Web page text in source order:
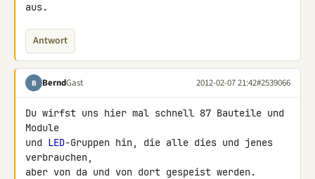
aus.
Antwort
B BerndGast 2012-02-07 21:42#2539066
Du wirfst uns hier mal schnell 87 Bauteile und
Module
und LED-Gruppen hin, die alle dies und jenes
verbrauchen,
aber von da und von dort gespeist werden.